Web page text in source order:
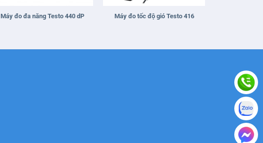
Máy đo đa năng Testo 440 dP Máy đo tốc độ gió Testo 416